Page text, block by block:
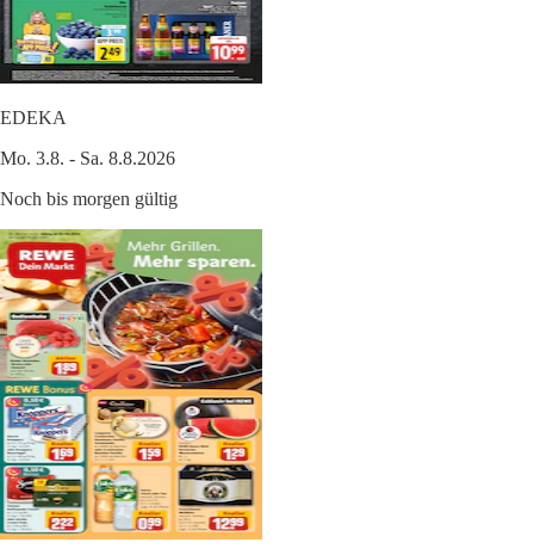
EDEKA
Mo. 3.8. - Sa. 8.8.2026
Noch bis morgen gültig